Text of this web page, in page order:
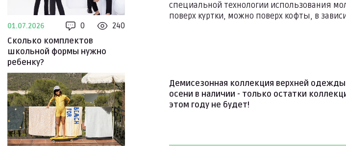
01.07.2026 0
240
Сколько комплектов
школьной формы нужно
ребенку?
специальной технологии использования
поверх куртки, можно поверх кофты, в
Демисезонная коллекция верхней
осени в наличии - только остатки
этом году не будет!